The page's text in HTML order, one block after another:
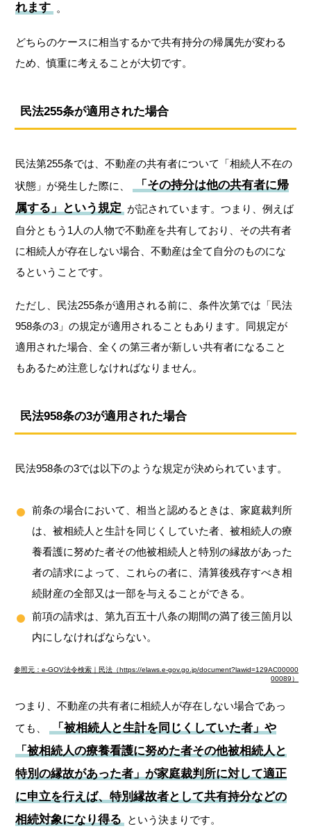
れます 。
どちらのケースに相当するかで共有持分の帰属先が変わる
ため、慎重に考えることが大切です。
民法255条が適用された場合
民法第255条では、不動産の共有者について「相続人不在の
状態」が発生した際に、
「その持分は他の共有者に帰
属する」という規定 が記されています。つまり、例えば
自分ともう1人の人物で不動産を共有しており、その共有者
に相続人が存在しない場合、不動産は全て自分のものにな
るということです。
ただし、民法255条が適用される前に、条件次第では「民法
958条の3」の規定が適用されることもあります。同規定が
適用された場合、全くの第三者が新しい共有者になること
もあるため注意しなければなりません。
民法958条の3が適用された場合
民法958条の3では以下のような規定が決められています。
前条の場合において、相当と認めるときは、家庭裁判所
は、被相続人と生計を同じくしていた者、被相続人の療
養看護に努めた者その他被相続人と特別の縁故があった
者の請求によって、これらの者に、清算後残存すべき相
続財産の全部又は一部を与えることができる。
前項の請求は、第九百五十八条の期間の満了後三箇月以
内にしなければならない。
参照元：e-GOV法令検索｜民法（https://elaws.e-gov.go.jp/document?lawid=129AC00000
00089）
つまり、不動産の共有者に相続人が存在しない場合であっ
ても、
「被相続人と生計を同じくしていた者」や
「被相続人の療養看護に努めた者その他被相続人と
特別の縁故があった者」が家庭裁判所に対して適正
に申立を行えば、特別縁故者として共有持分などの
相続対象になり得る
という決まりです。